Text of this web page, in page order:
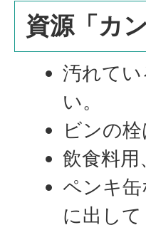
資源「カ
汚れて
い。
ビンの
飲食料
ペンキ
に出して